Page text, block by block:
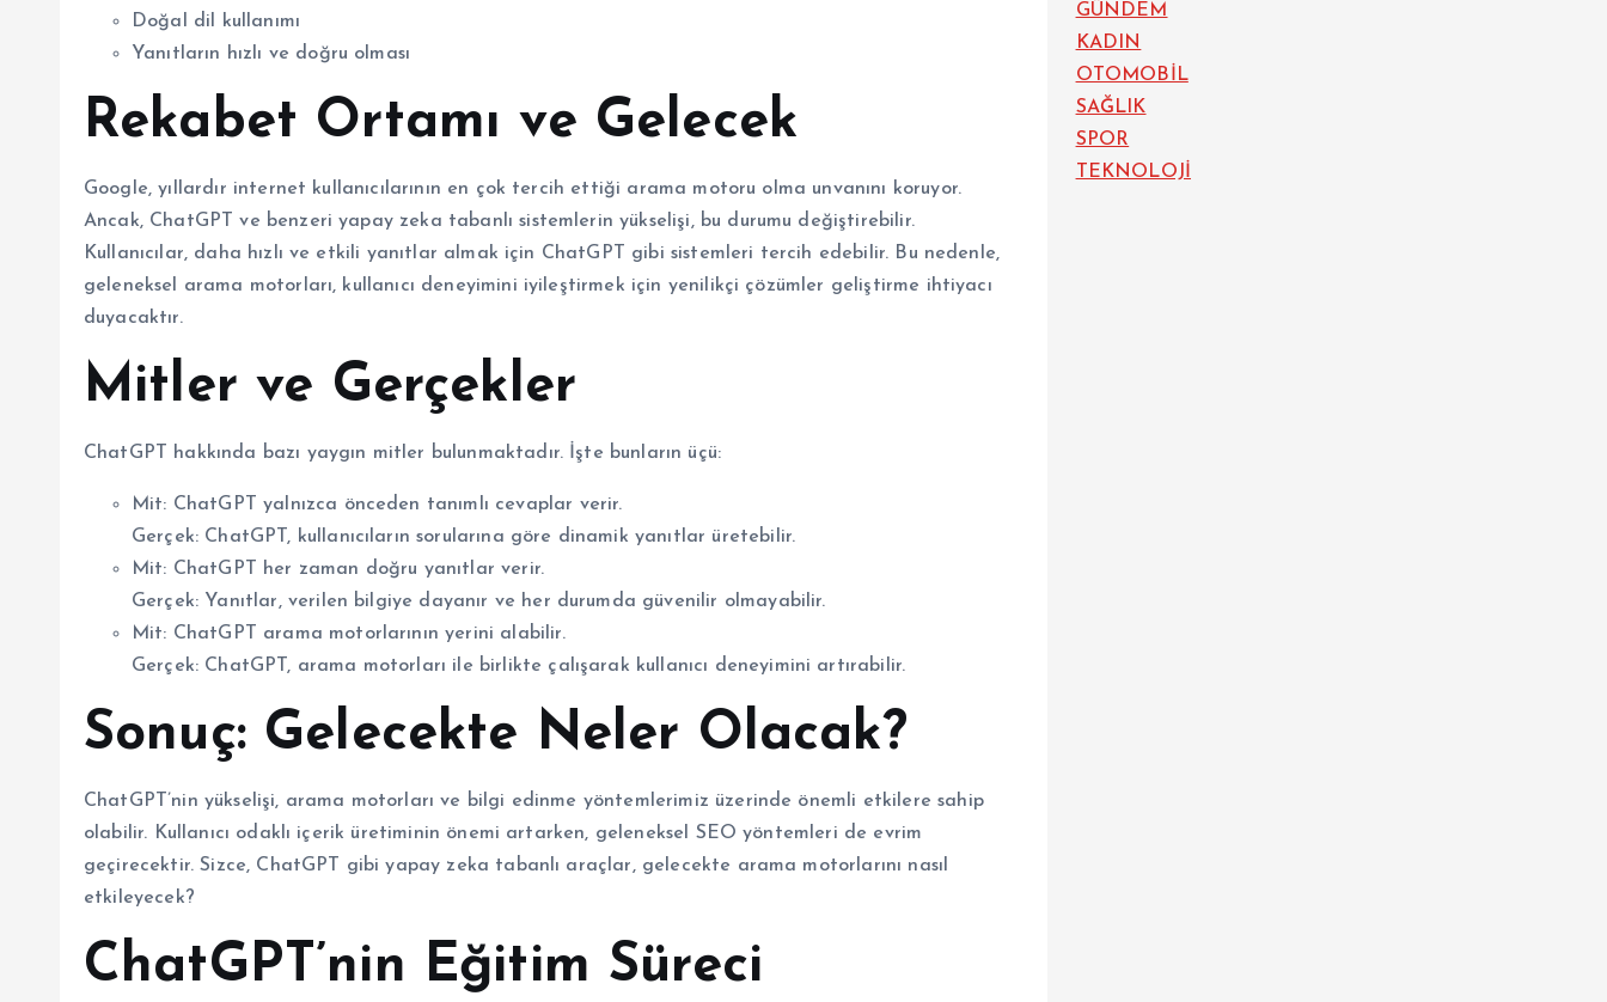
Doğal dil kullanımı
Yanıtların hızlı ve doğru olması
Rekabet Ortamı ve Gelecek
Google, yıllardır internet kullanıcılarının en çok tercih ettiği arama motoru olma unvanını koruyor.
Ancak, ChatGPT ve benzeri yapay zeka tabanlı sistemlerin yükselişi, bu durumu değiştirebilir.
Kullanıcılar, daha hızlı ve etkili yanıtlar almak için ChatGPT gibi sistemleri tercih edebilir. Bu nedenle,
geleneksel arama motorları, kullanıcı deneyimini iyileştirmek için yenilikçi çözümler geliştirme ihtiyacı
duyacaktır.
Mitler ve Gerçekler
ChatGPT hakkında bazı yaygın mitler bulunmaktadır. İşte bunların üçü:
Mit: ChatGPT yalnızca önceden tanımlı cevaplar verir.
Gerçek: ChatGPT, kullanıcıların sorularına göre dinamik yanıtlar üretebilir.
Mit: ChatGPT her zaman doğru yanıtlar verir.
Gerçek: Yanıtlar, verilen bilgiye dayanır ve her durumda güvenilir olmayabilir.
Mit: ChatGPT arama motorlarının yerini alabilir.
Gerçek: ChatGPT, arama motorları ile birlikte çalışarak kullanıcı deneyimini artırabilir.
Sonuç: Gelecekte Neler Olacak?
ChatGPT’nin yükselişi, arama motorları ve bilgi edinme yöntemlerimiz üzerinde önemli etkilere sahip
olabilir. Kullanıcı odaklı içerik üretiminin önemi artarken, geleneksel SEO yöntemleri de evrim
geçirecektir. Sizce, ChatGPT gibi yapay zeka tabanlı araçlar, gelecekte arama motorlarını nasıl
etkileyecek?
ChatGPT’nin Eğitim Süreci
GÜNDEM
KADIN
OTOMOBİL
SAĞLIK
SPOR
TEKNOLOJİ